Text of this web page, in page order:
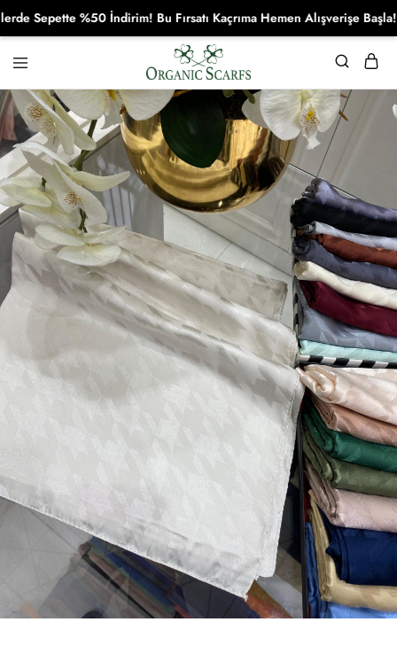
Organikscarf
Sepette %50 İndirim! Bu Fırsatı Kaçrıma Hemen Alışverişe Başla!